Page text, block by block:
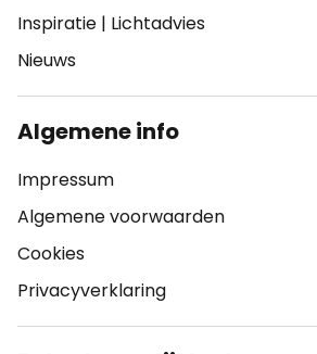
Inspiratie | Lichtadvies
Nieuws
Algemene info
Impressum
Algemene voorwaarden
Cookies
Privacyverklaring